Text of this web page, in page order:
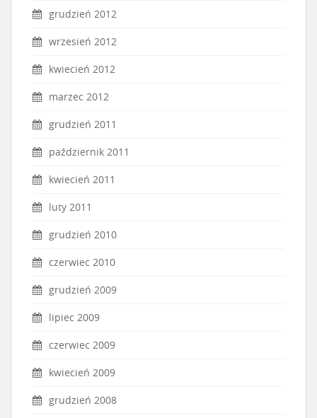
grudzień 2012
wrzesień 2012
kwiecień 2012
marzec 2012
grudzień 2011
październik 2011
kwiecień 2011
luty 2011
grudzień 2010
czerwiec 2010
grudzień 2009
lipiec 2009
czerwiec 2009
kwiecień 2009
grudzień 2008